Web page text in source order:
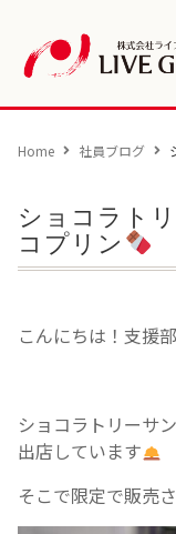
Home 社員ブログ
ショコラト
コプリン
こんにちは！支援
ショコラトリーサ
出店しています
そこで限定で販売